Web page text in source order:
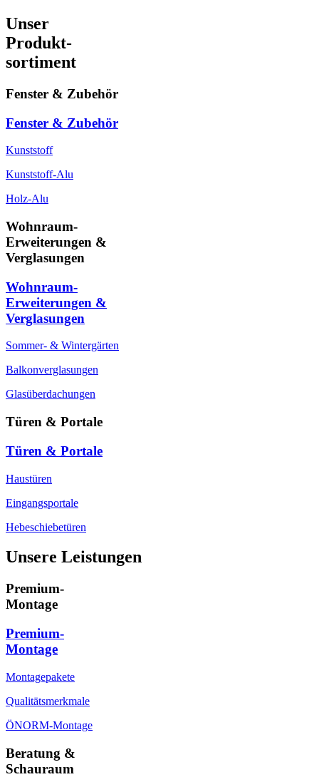
Unser
Produkt-
sortiment
Fenster & Zubehör
Fenster & Zubehör
Kunststoff
Kunststoff-Alu
Holz-Alu
Wohnraum-
Erweiterungen &
Verglasungen
Wohnraum-
Erweiterungen &
Verglasungen
Sommer- & Wintergärten
Balkonverglasungen
Glasüberdachungen
Türen & Portale
Türen & Portale
Haustüren
Eingangsportale
Hebeschiebetüren
Unsere Leistungen
Premium-
Montage
Premium-
Montage
Montagepakete
Qualitätsmerkmale
ÖNORM-Montage
Beratung &
Schauraum